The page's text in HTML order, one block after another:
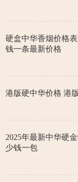
硬盒中华香烟价格
钱一条最新价格
港版硬中华价格 港
2025年最新中华硬
少钱一包